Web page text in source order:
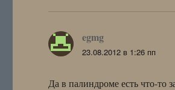
egmg
23.08.2012 в 1:26 пп
Да в палиндроме есть что-